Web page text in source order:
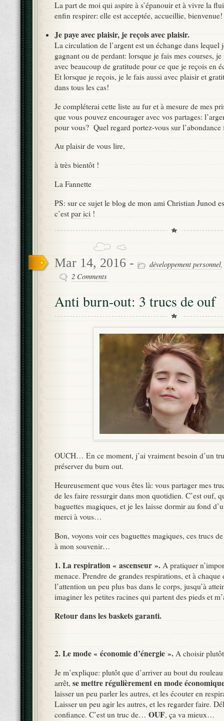
La part de moi qui aspire à s’épanouir et à vivre la
enfin respirer: elle est acceptée, accueillie, bienvenue!
Je paye avec plaisir, je reçois avec plaisir.
La circulation de l’argent est un échange dans lequel
gagnant ou de perdant: lorsque je fais mes courses,
avec beaucoup de gratitude pour ce que je reçois en
Et lorsque je reçois, je le fais aussi avec plaisir et
dans tous les cas!
Je compléterai cette liste au fur et à mesure de mes
que vous pouvez encourager avec vos partages:
pour vous? Quel regard portez-vous sur l’abondance
Au plaisir de vous lire,
à très bientôt !
La Fannette
PS: sur ce sujet le blog de mon ami Christian Junod
c’est par ici !
Mar 14, 2016 - développement personnel
2 Comments
Anti burn-out: 3 trucs de ouf
OUCH… En ce moment, j’ai vraiment besoin d’un
préserver du burn out.
Heureusement que vous êtes là: vous partager mes
de les faire ressurgir dans mon quotidien. C’est ouf,
baguettes magiques, et je les laisse dormir au fond
merci à vous…
Bon, voyons voir ces baguettes magiques, ces trucs
à mon souvenir…
1. La respiration « ascenseur ». A pratiquer
menace. Prendre de grandes respirations, et à chaque
l’attention un peu plus bas dans le corps, jusqu’à
imaginer les petites racines qui partent des pieds et
Retour dans les baskets garanti.
2. Le mode « économie d’énergie ». A choisir
Je m’explique: plutôt que d’arriver au bout du
arrêt, se mettre régulièrement en mode
laisser un peu parler les autres, et les écouter en
Laisser un peu agir les autres, et les regarder faire.
confiance. C’est un truc de… OUF, ça va mieux…